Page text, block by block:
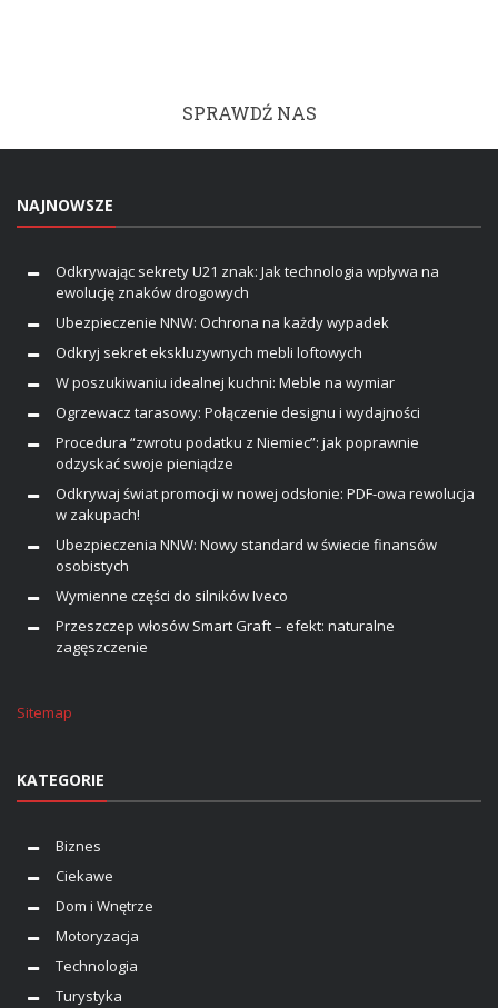
SPRAWDŹ NAS
NAJNOWSZE
Odkrywając sekrety U21 znak: Jak technologia wpływa na
ewolucję znaków drogowych
Ubezpieczenie NNW: Ochrona na każdy wypadek
Odkryj sekret ekskluzywnych mebli loftowych
W poszukiwaniu idealnej kuchni: Meble na wymiar
Ogrzewacz tarasowy: Połączenie designu i wydajności
Procedura “zwrotu podatku z Niemiec”: jak poprawnie
odzyskać swoje pieniądze
Odkrywaj świat promocji w nowej odsłonie: PDF-owa rewolucja
w zakupach!
Ubezpieczenia NNW: Nowy standard w świecie finansów
osobistych
Wymienne części do silników Iveco
Przeszczep włosów Smart Graft – efekt: naturalne
zagęszczenie
Sitemap
KATEGORIE
Biznes
Ciekawe
Dom i Wnętrze
Motoryzacja
Technologia
Turystyka